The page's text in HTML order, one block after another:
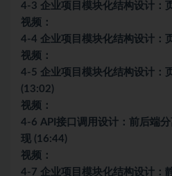
4-3 企业项目模块化结构设计：
视频：
4-4 企业项目模块化结构设计：
视频：
4-5 企业项目模块化结构设计：
(13:02)
视频：
4-6 API接口调用设计：前后端
现 (16:44)
视频：
4-7 企业项目模块化结构设计：